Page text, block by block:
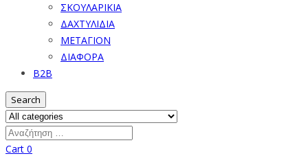
ΣΚΟΥΛΑΡΙΚΙΑ
ΔΑΧΤΥΛΙΔΙΑ
ΜΕΤΑΓΙΟΝ
ΔΙΑΦΟΡΑ
B2B
Search
Cart 0